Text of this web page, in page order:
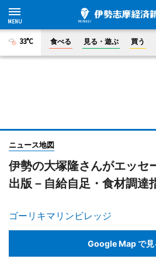
33°C 食べる 見る・遊ぶ 買う
ニュース地図
伊勢の大塚隆さんがエッセ
出版－自給自足・食材調達
ゴーリキマリンビレッジ
Google Map で見